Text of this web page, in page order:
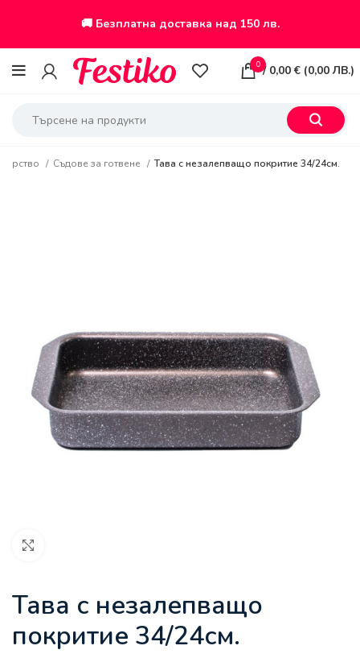
🚚 Безплатна доставка над 150 лв.
0 / 0,00€ (0,00 ЛВ.)
Съдове за готвене Тава с незалепващо покритие 34/24см.
Тава с незалепващо
покритие 34/24см.